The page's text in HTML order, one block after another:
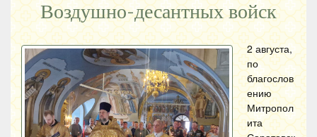
Воздушно-десантных войск
2 августа,
по
благослов
ению
Митропол
ита